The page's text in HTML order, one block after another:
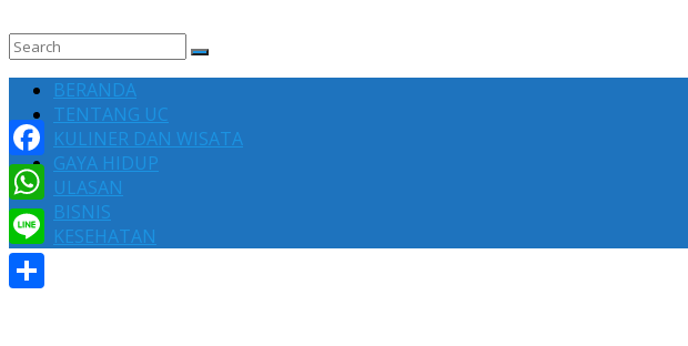
BERANDA
TENTANG UC
KULINER DAN WISATA
GAYA HIDUP
ULASAN
BISNIS
KESEHATAN
Facebook
WhatsApp
Line